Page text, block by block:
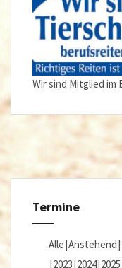
Wir sind Mitglied
Termine
Alle Anstehend
2023 2024 2025